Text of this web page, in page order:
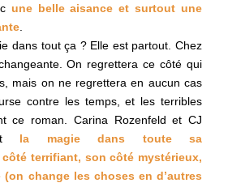
une belle aisance et surtout une
dans tout ça ? Elle est partout. Chez
On regrettera ce côté qui
mais on ne regrettera en aucun cas
contre les temps, et les terribles
ce roman. Carina Rozenfeld et CJ
la magie dans toute sa
terrifiant, son côté mystérieux,
change les choses en d’autres